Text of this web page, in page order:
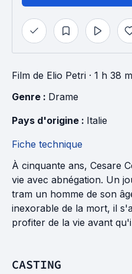
Film de Elio Petri · 1 h 38
Genre : Drame
Pays d'origine : Italie
Fiche technique
À cinquante ans, Cesare
vie avec abnégation. Un
tram un homme de son
inexorable de la mort, il
profiter de la vie avant
CASTING